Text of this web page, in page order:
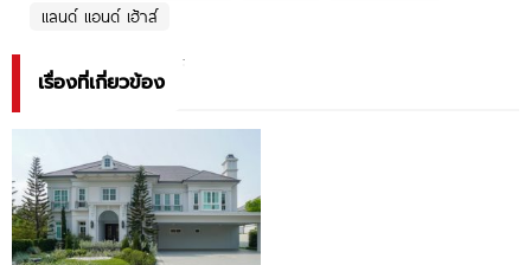
แลนด์ แอนด์ เฮ้าส์
เรื่องที่เกี่ยวข้อง